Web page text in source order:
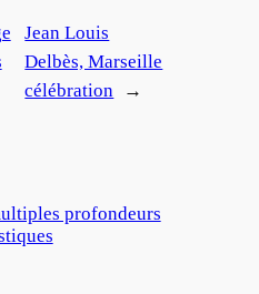
Jean Louis
Delbès, Marseille
célébration
→
profondeurs